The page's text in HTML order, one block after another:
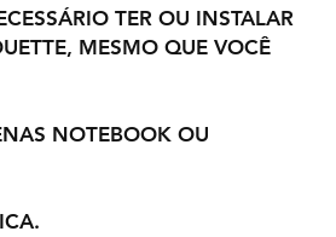
TER OU INSTALAR
MESMO QUE VOCÊ
NOTEBOOK OU